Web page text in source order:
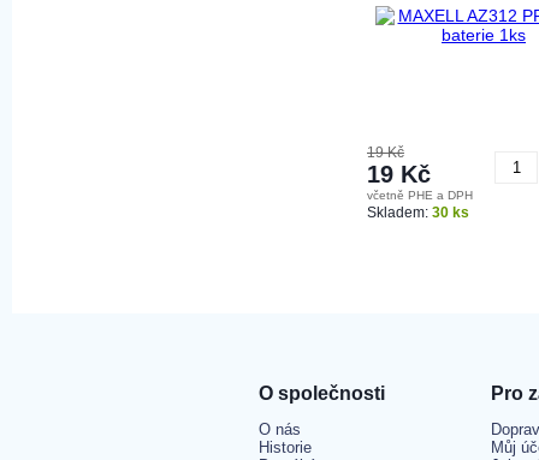
19 Kč
19 Kč
včetně PHE a DPH
Skladem: 30 ks
O společnosti
O nás
Historie
Pro
Můj